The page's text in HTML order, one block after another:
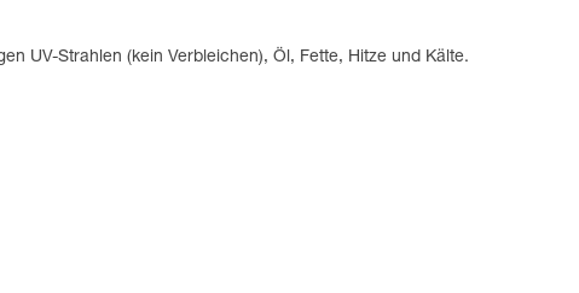
UV-Strahlen (kein Verbleichen), Öl, Fette, Hitze und Kälte.